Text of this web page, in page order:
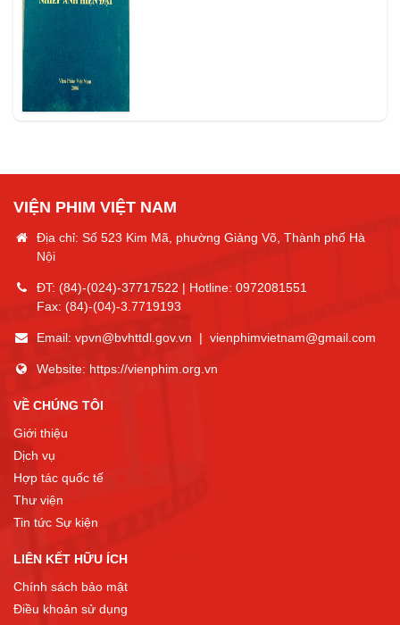
VIỆN PHIM VIỆT NAM
Địa chỉ: Số 523 Kim Mã, phường Giảng Võ, Thành phố Hà
Nội
ĐT: (84)-(024)-37717522 | Hotline: 0972081551
Fax: (84)-(04)-3.7719193
Email: vpvn@bvhttdl.gov.vn | vienphimvietnam@gmail.com
Website: https://vienphim.org.vn
VỀ CHÚNG TÔI
Giới thiệu
Dịch vụ
Hợp tác quốc tế
Thư viện
Tin tức Sự kiện
LIÊN KẾT HỮU ÍCH
Chính sách bảo mật
Điều khoản sử dụng